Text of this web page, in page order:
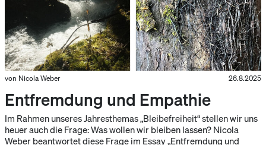
von Nicola Weber 26.8.2025
Entfremdung und Empathie
Im Rahmen unseres Jahresthemas „Bleibefreiheit“ stellen wir uns
heuer auch die Frage: Was wollen wir bleiben lassen? Nicola
Weber beantwortet diese Frage im Essay „Entfremdung und